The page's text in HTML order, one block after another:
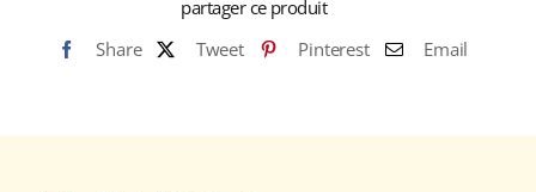
partager ce produit
Share
Tweet Pinterest Email